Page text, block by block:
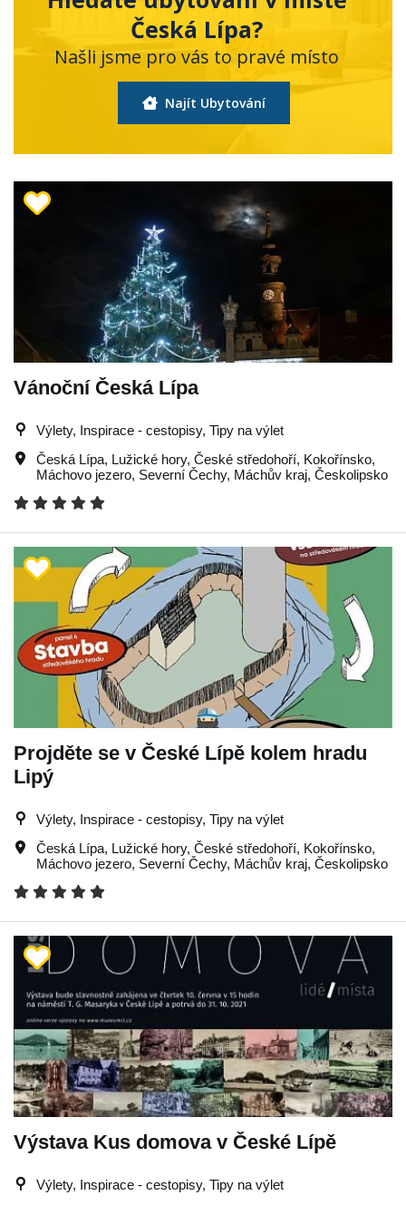
Česká Lípa?
Našli jsme pro vás to pravé místo
Najít Ubytování
Vánoční Česká Lípa
Výlety, Inspirace - cestopisy, Tipy na výlet
Česká Lípa, Lužické hory, České středohoří, Kokořínsko,
Máchovo jezero, Severní Čechy, Máchův kraj, Českolipsko
Projděte se v České Lípě kolem hradu
Lipý
Výlety, Inspirace - cestopisy, Tipy na výlet
Česká Lípa, Lužické hory, České středohoří, Kokořínsko,
Máchovo jezero, Severní Čechy, Máchův kraj, Českolipsko
Výstava Kus domova v České Lípě
Výlety, Inspirace - cestopisy, Tipy na výlet